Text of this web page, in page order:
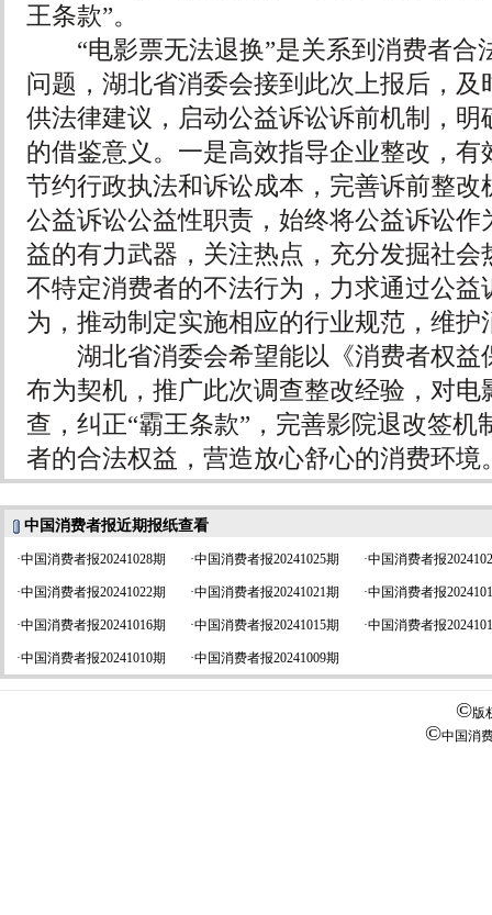
王条款”。
“电影票无法退换”是关系到消费者合
问题，湖北省消委会接到此次上报后，及
供法律建议，启动公益诉讼诉前机制，明
的借鉴意义。一是高效指导企业整改，有
节约行政执法和诉讼成本，完善诉前整改
公益诉讼公益性职责，始终将公益诉讼作
益的有力武器，关注热点，充分发掘社会
不特定消费者的不法行为，力求通过公益
为，推动制定实施相应的行业规范，维护
湖北省消委会希望能以《消费者权益
布为契机，推广此次调查整改经验，对电
查，纠正“霸王条款”，完善影院退改签机
者的合法权益，营造放心舒心的消费环境
中国消费者报近期报纸查看
·中国消费者报20241028期 ·中国消费者报20241025期 ·中国消费者报
·中国消费者报20241022期 ·中国消费者报20241021期 ·中国消费者报
·中国消费者报20241016期 ·中国消费者报20241015期 ·中国消费者报
·中国消费者报20241010期 ·中国消费者报20241009期
©版
©中国消